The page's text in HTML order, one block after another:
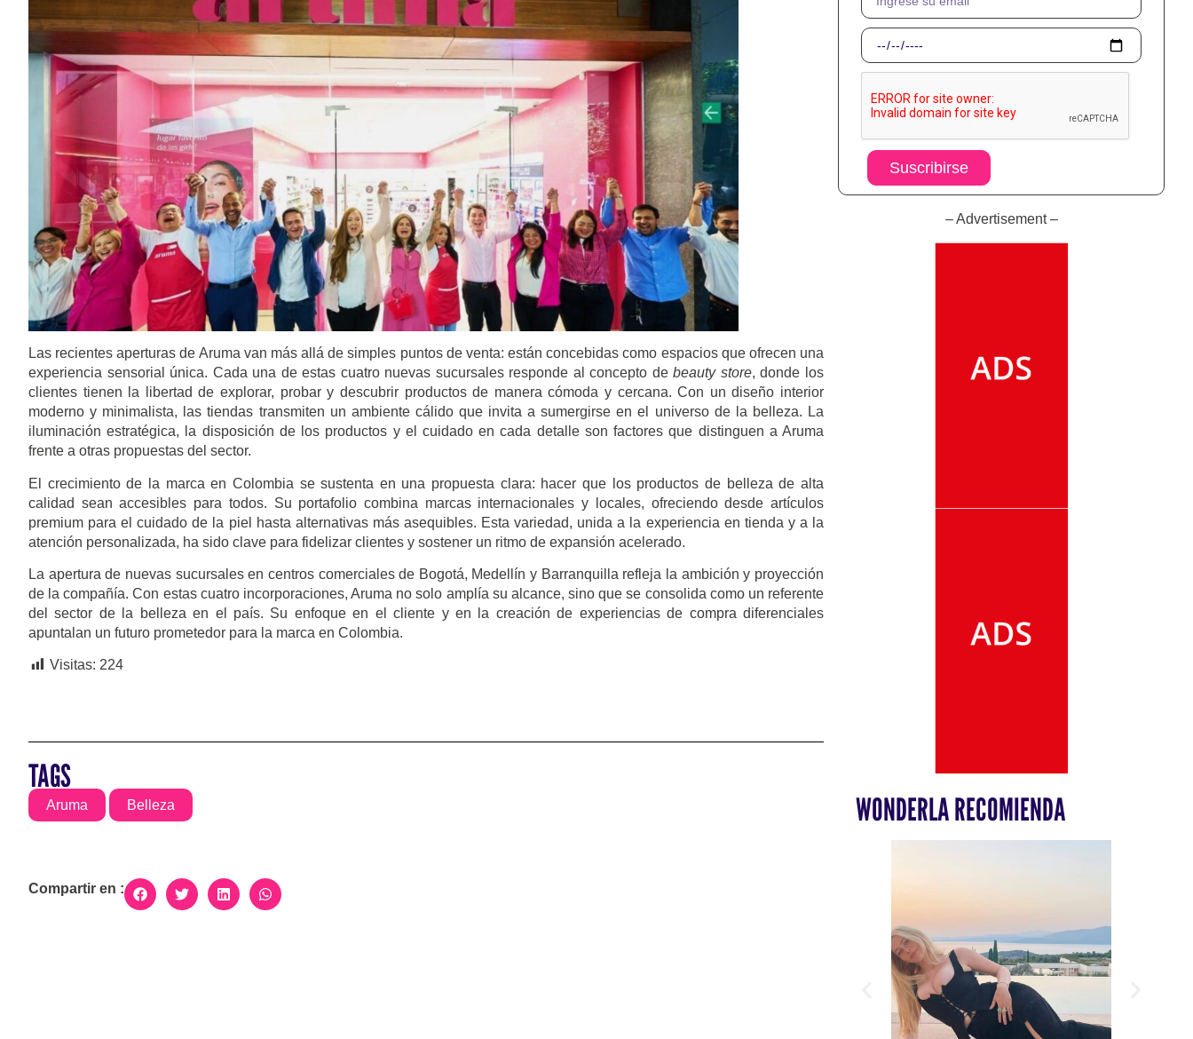
Las recientes aperturas de Aruma van más allá de simples puntos de venta: están concebidas como espacios que ofrecen una
experiencia sensorial única. Cada una de estas cuatro nuevas sucursales responde al concepto debeauty store, donde los
clientes tienen la libertad de explorar, probar y descubrir productos de manera cómoda y cercana. Con un diseño interior
moderno y minimalista, las tiendas transmiten un ambiente cálido que invita a sumergirse en el universo de la belleza. La
iluminación estratégica, la disposición de los productos y el cuidado en cada detalle son factores que distinguen a Aruma
frente a otras propuestas del sector.
El crecimiento de la marca en Colombia se sustenta en una propuesta clara: hacer que los productos de belleza de alta
calidad sean accesibles para todos. Su portafolio combina marcas internacionales y locales, ofreciendo desde artículos
premium para el cuidado de la piel hasta alternativas más asequibles. Esta variedad, unida a la experiencia en tienda y a la
atención personalizada, ha sido clave para fidelizar clientes y sostener un ritmo de expansión acelerado.
La apertura de nuevas sucursales en centros comerciales de Bogotá, Medellín y Barranquilla refleja la ambición y proyección
de la compañía. Con estas cuatro incorporaciones, Aruma no solo amplía su alcance, sino que se consolida como un referente
del sector de la belleza en el país. Su enfoque en el cliente y en la creación de experiencias de compra diferenciales
apuntalan un futuro prometedor para la marca en Colombia.
Visitas: 224
TAGS
Aruma Belleza
Compartir en :
Suscribirse
– Advertisement –
WONDERLA RECOMIENDA